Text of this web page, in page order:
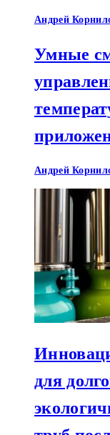
Андрей
Умные
Андрей
для